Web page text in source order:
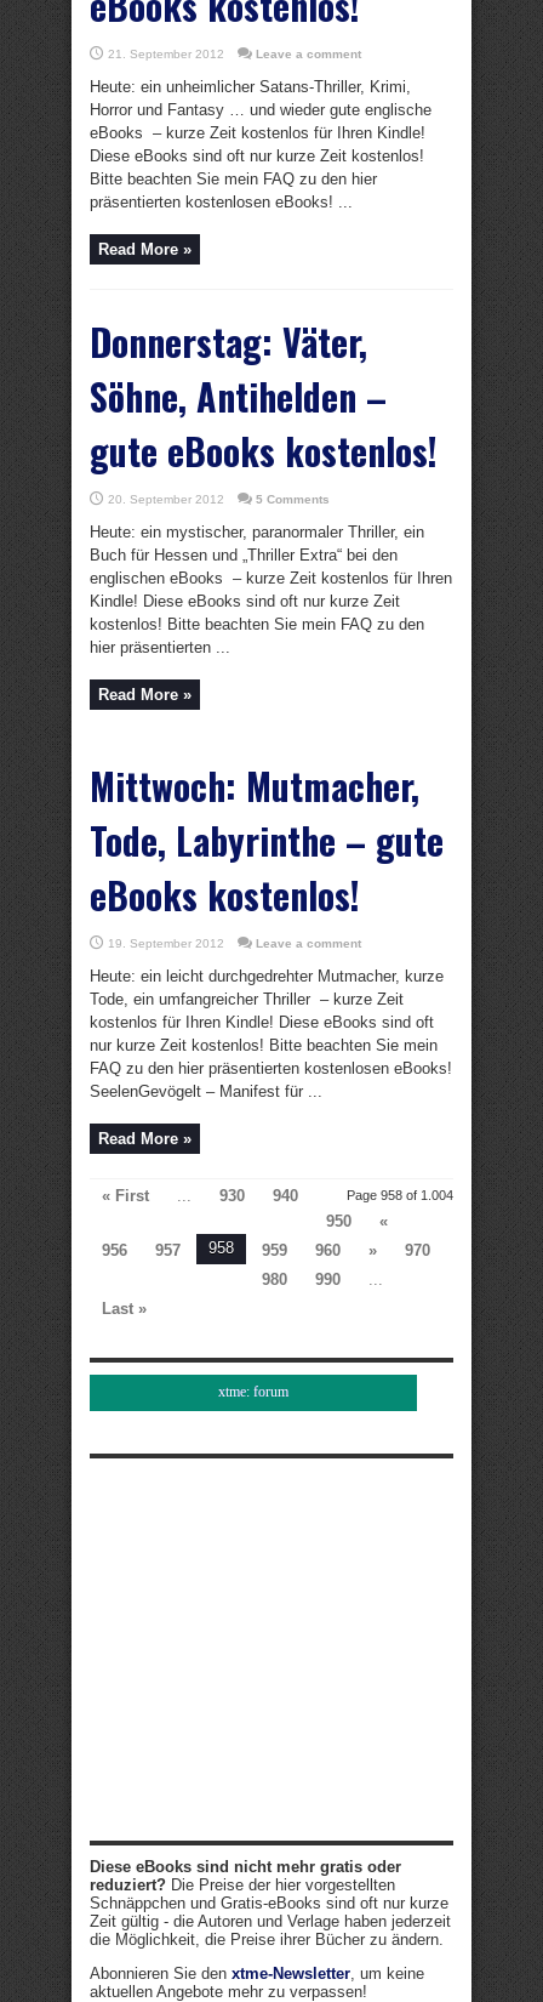
21. September 2012 Leave a comment
Heute: ein unheimlicher Satans-Thriller, Krimi,
Horror und Fantasy … und wieder gute englische
eBooks – kurze Zeit kostenlos für Ihren Kindle!
Diese eBooks sind oft nur kurze Zeit kostenlos!
Bitte beachten Sie mein FAQ zu den hier
präsentierten kostenlosen eBooks! ...
Read More »
Donnerstag: Väter,
Söhne, Antihelden –
gute eBooks kostenlos!
20. September 2012 5 Comments
Heute: ein mystischer, paranormaler Thriller, ein
Buch für Hessen und „Thriller Extra“ bei den
englischen eBooks – kurze Zeit kostenlos für Ihren
Kindle! Diese eBooks sind oft nur kurze Zeit
kostenlos! Bitte beachten Sie mein FAQ zu den
hier präsentierten ...
Read More »
Mittwoch: Mutmacher,
Tode, Labyrinthe – gute
eBooks kostenlos!
19. September 2012 Leave a comment
Heute: ein leicht durchgedrehter Mutmacher, kurze
Tode, ein umfangreicher Thriller – kurze Zeit
kostenlos für Ihren Kindle! Diese eBooks sind oft
nur kurze Zeit kostenlos! Bitte beachten Sie mein
FAQ zu den hier präsentierten kostenlosen eBooks!
SeelenGevögelt – Manifest für ...
Read More »
Page 958 of 1.004
« First ... 930
940
950
«
956
957 958 959 960 »
970
980
990
...
Last »
xtme: forum
Diese eBooks sind nicht mehr gratis oder
reduziert? Die Preise der hier vorgestellten
Schnäppchen und Gratis-eBooks sind oft nur kurze
Zeit gültig - die Autoren und Verlage haben jederzeit
die Möglichkeit, die Preise ihrer Bücher zu ändern.
Abonnieren Sie den xtme-Newsletter, um keine
aktuellen Angebote mehr zu verpassen!